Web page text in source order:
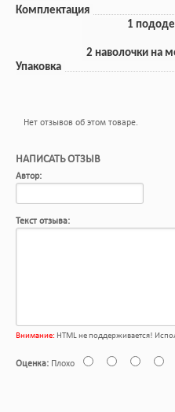
Комплектация
1
2 наволочки на
Упаковка
Нет отзывов об этом товаре.
НАПИСАТЬ ОТЗЫВ
Автор:
Текст отзыва:
Внимание: HTML не поддерживается!
Оценка: Плохо